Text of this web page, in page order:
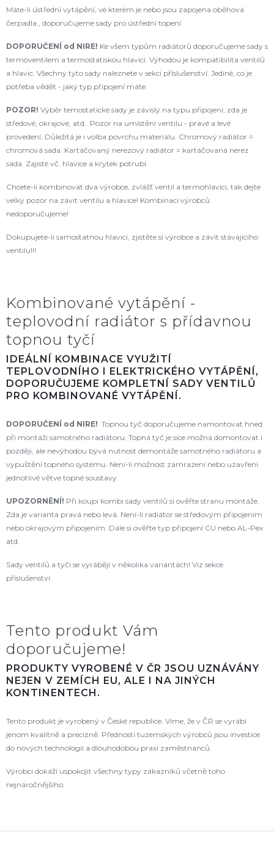
Máte-li ústřední vytápění, ve kterém je nebo jsou zapojena oběhová
čerpadla., doporučujeme sady pro ústřední topení.
DOPORUČENÍ od NIRE! Ke všem typům radiátorů doporučujeme sady s
termoventilem a termostatiskou hlavicí. Výhodou je kompatibilita ventilů
a hlavic. Všechny tyto sady naleznete v sekci příslušenství. Jediné, co je
potřeba vědět - jaký typ připojení máte.
POZOR! Výběr temostatické sady je závislý na typu připojení, zda je
středové, okrajové, atd.. Pozor na umístění ventilu - pravé a levé
provedení. Důležitá je i volba povrchu materiálu. Chromový radiátor =
chromová sada. Kartáčovaný nerezový radiátor = kartáčovaná nerez
sada. Zajisté vč. hlavice a krytek potrubí.
Chcete-li kombinovat dva výrobce, zvlášť ventil a termohlavici, tak dejte
velký pozor na závit ventilu a hlavice! Kombinaci výrobců
nedoporučujeme!
Dokupujete-li samostatnou hlavici, zjistěte si výrobce a závit stávajícího
ventilu!!!
Kombinované vytápění -
teplovodní radiátor s přídavnou
topnou tyčí
IDEÁLNÍ KOMBINACE VYUŽITÍ
TEPLOVODNÍHO I ELEKTRICKÉHO VYTÁPĚNÍ,
DOPORUČUJEME KOMPLETNÍ SADY VENTILŮ
PRO KOMBINOVANÉ VYTÁPĚNÍ.
DOPORUČENÍ od NIRE! Topnou tyč doporučujeme namontovat hned
při montáži samotného radiátoru. Topná tyč je sice možná domontovat i
později, ale nevýhodou bývá nutnost demontáže samotného radiátoru a
vypuštění topného systému. Není-li možnost zamrazení nebo uzavření
jednotlivé větve topné soustavy.
UPOZORNĚNÍ! Při koupi kombi sady ventilů si ověřte stranu montáže.
Zda je varianta pravá nebo levá. Není-li radiátor se středovým připojením
nebo okrajovým připojením. Dále si ověřte typ připojení CU nebo AL-Pex
atd.
Sady ventilů a tyčí se vyrábějí v několika variantách! Viz sekce
příslušenství.
Tento produkt Vám
doporučujeme!
PRODUKTY VYROBENÉ V ČR JSOU UZNÁVÁNY
NEJEN V ZEMÍCH EU, ALE I NA JINÝCH
KONTINENTECH.
Tento produkt je vyrobený v České republice. Víme, že v ČR se vyrábí
jenom kvalitně a precizně. Předností tuzemských výrobců jsou investice
do nových technologií a dlouhodobou praxí zaměstnanců.
Výrobci dokáží uspokojit všechny typy zákazníků včetně toho
nejnáročnějšího.